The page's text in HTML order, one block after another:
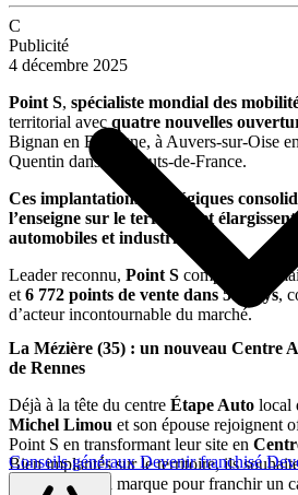
Conseils générauxDevenir franchisé
C
Publicité
4 décembre 2025
Point S, spécialiste mondial des
territorial avec quatre nouvelles
Bignan en Bretagne, à Auvers-sur-Oise
Quentin dans les Hauts-de-France.
Ces implantations stratégiques
l’enseigne sur le territoire et
automobiles et industriels.
Leader reconnu, Point S compte
et 6 772 points de vente dans 51 pays,
d’acteur incontournable du marché.
La Mézière (35) : un nouveau Centre
de Rennes
Déjà à la tête du centre Étape Auto local
Michel Limou et son épouse rejoignent
Point S en transformant leur site en
Bien implantés sur le territoire, ils
puissance de la marque pour franchir un